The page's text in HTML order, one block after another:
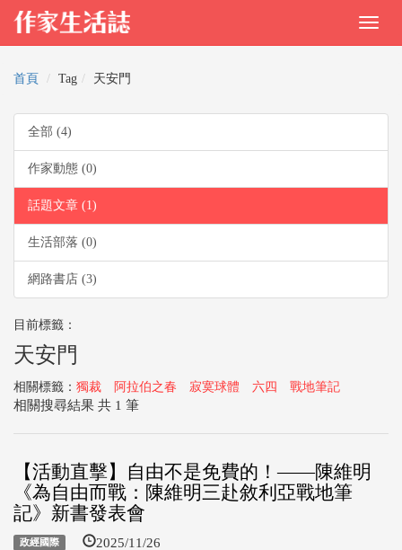
首頁 Tag 天安門
全部 (4)
作家動態 (0)
話題文章 (1)
生活部落 (0)
網路書店 (3)
目前標籤：
天安門
相關標籤： 獨裁 阿拉伯之春 寂寞球體 六四 戰地筆記
相關搜尋結果 共 1 筆
【活動直擊】自由不是免費的！——陳維明
《為自由而戰：陳維明三赴敘利亞戰地筆
記》新書發表會
政經國際 2025/11/26